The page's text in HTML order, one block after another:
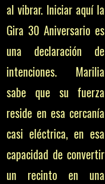
al vibrar. Iniciar aquí la
Gira 30 Aniversario es
una declaración de
intenciones. Marilia
sabe que su fuerza
reside en esa cercanía
casi eléctrica, en esa
capacidad de convertir
un recinto en una